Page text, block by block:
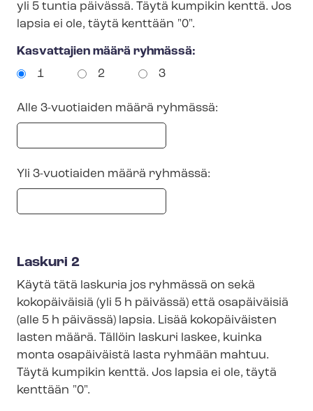
yli 5 tuntia päivässä. Täytä kumpikin kenttä. Jos
lapsia ei ole, täytä kenttään "0".
Lohko
Kasvattajien määrä ryhmässä:
1
2 3
Alle 3-vuotiaiden määrä ryhmässä:
Yli 3-vuotiaiden määrä ryhmässä:
Laskuri 2
Käytä tätä laskuria jos ryhmässä on sekä
kokopäiväisiä (yli 5 h päivässä) että osapäiväisiä
(alle 5 h päivässä) lapsia. Lisää kokopäiväisten
lasten määrä. Tällöin laskuri laskee, kuinka
monta osapäiväistä lasta ryhmään mahtuu.
Täytä kumpikin kenttä. Jos lapsia ei ole, täytä
kenttään "0".